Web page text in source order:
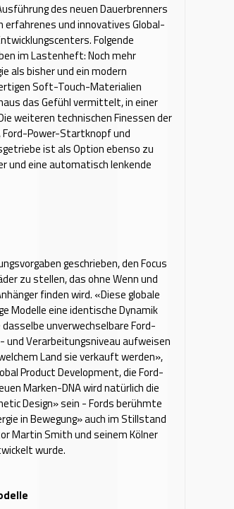
des neuen Dauerbrenners
und innovatives Global-
Folgende
im Lastenheft: Noch mehr
als bisher und ein modern
Soft-Touch-Materialien
das Gefühl vermittelt, in einer
weiteren technischen Finessen der
Ford-Power-Startknopf und
ist als Option ebenso zu
und eine automatisch lenkende
geschrieben, den Focus
zu stellen, das ohne Wenn und
finden wird. «Diese globale
Modelle eine identische Dynamik
unverwechselbare Ford-
Verarbeitungsniveau aufweisen
Land sie verkauft werden»,
Product Development, die Ford-
Marken-DNA wird natürlich die
Design» sein - Fords berühmte
in Bewegung» auch im Stillstand
Martin Smith und seinem Kölner
wurde.